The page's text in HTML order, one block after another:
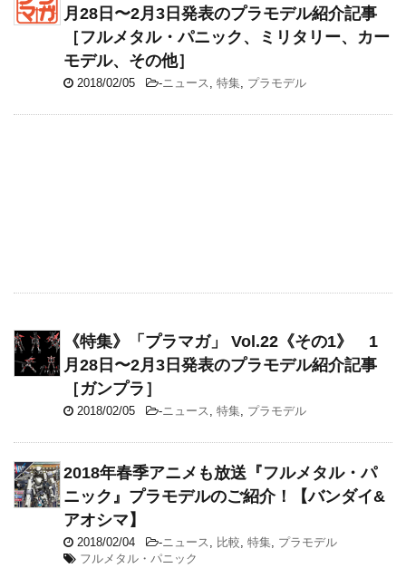
月28日〜2月3日発表のプラモデル紹介記事
［フルメタル・パニック、ミリタリー、カー
モデル、その他］
2018/02/05 -ニュース , 特集, プラモデル
《特集》「プラマガ」 Vol.22《その1》 1
月28日〜2月3日発表のプラモデル紹介記事
［ガンプラ］
2018/02/05 -ニュース , 特集, プラモデル
2018年春季アニメも放送『フルメタル・パ
ニック』プラモデルのご紹介！【バンダイ&
アオシマ】
2018/02/04 -ニュース , 比較, 特集, プラモデル
フルメタル・パニック